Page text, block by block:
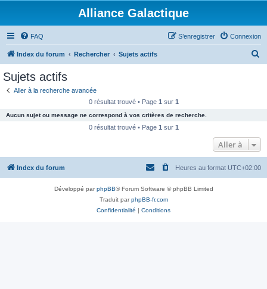
Alliance Galactique
FAQ Connexion
S’enregistrer
Index du forum Rechercher Sujets actifs
c
e
Sujets actifs
Aller à la recherche avancée
0 résultat trouvé • Page 1 sur 1
Aucun sujet ou message ne correspond à vos critères de recherche.
0 résultat trouvé • Page 1 sur 1
Aller à
Index du forum Heures au format UTC+02:00
Développé parphpBB® Forum Software © phpBB Limited
Traduit parphpBB-fr.com
Confidentialité | Conditions